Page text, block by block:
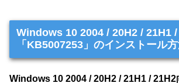
Windows 10 2004 / 20H2 / 21H1 /
「KB5007253」のインストール
Windows 10 2004 / 20H2 / 21H1 / 21H2